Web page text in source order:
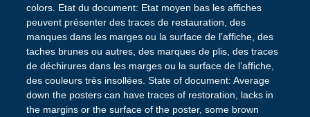
colors. Etat du document: Etat moyen bas les affiches
peuvent présenter des traces de restauration, des
manques dans les marges ou la surface de l’affiche, des
taches brunes ou autres, des marques de plis, des traces
de déchirures dans les marges ou la surface de l’affiche,
des couleurs très insollées. State of document: Average
down the posters can have traces of restoration, lacks in
the margins or the surface of the poster, some brown